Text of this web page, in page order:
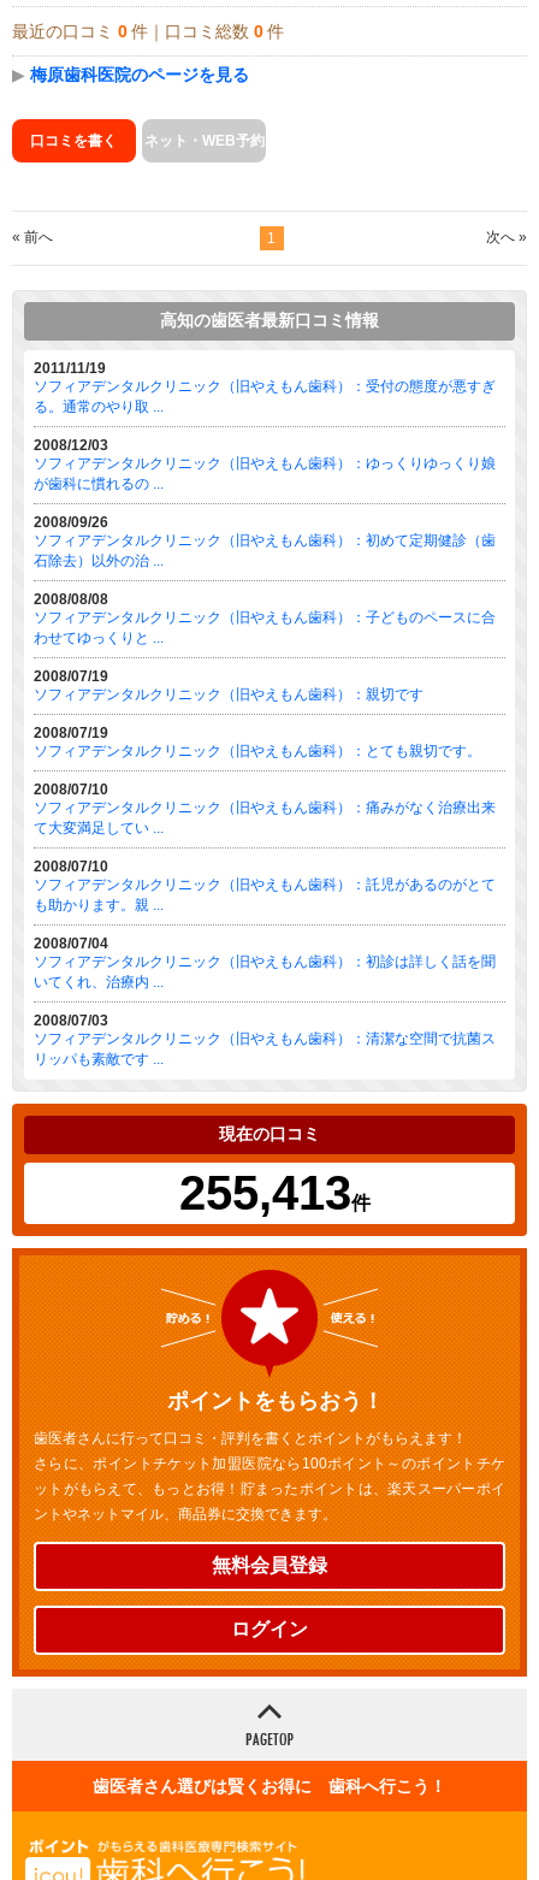
最近の口コミ 0 件｜口コミ総数 0 件
▶ 梅原歯科医院のページを見る
口コミを書く ネット・WEB予約
« 前へ 1 次へ »
高知の歯医者最新口コミ情報
2011/11/19
ソフィアデンタルクリニック（旧やえもん歯科）：受付の態度が悪すぎ
る。通常のやり取 ...
2008/12/03
ソフィアデンタルクリニック（旧やえもん歯科）：ゆっくりゆっくり娘
が歯科に慣れるの ...
2008/09/26
ソフィアデンタルクリニック（旧やえもん歯科）：初めて定期健診（歯
石除去）以外の治 ...
2008/08/08
ソフィアデンタルクリニック（旧やえもん歯科）：子どものペースに合
わせてゆっくりと ...
2008/07/19
ソフィアデンタルクリニック（旧やえもん歯科）：親切です
2008/07/19
ソフィアデンタルクリニック（旧やえもん歯科）：とても親切です。
2008/07/10
ソフィアデンタルクリニック（旧やえもん歯科）：痛みがなく治療出来
て大変満足してい ...
2008/07/10
ソフィアデンタルクリニック（旧やえもん歯科）：託児があるのがとて
も助かります。親 ...
2008/07/04
ソフィアデンタルクリニック（旧やえもん歯科）：初診は詳しく話を聞
いてくれ、治療内 ...
2008/07/03
ソフィアデンタルクリニック（旧やえもん歯科）：清潔な空間で抗菌ス
リッパも素敵です ...
現在の口コミ
255,413件
ポイントをもらおう！
歯医者さんに行って口コミ・評判を書くとポイントがもらえます！
さらに、ポイントチケット加盟医院なら100ポイント～のポイントチケ
ットがもらえて、もっとお得！貯まったポイントは、楽天スーパーポイ
ントやネットマイル、商品券に交換できます。
無料会員登録
ログイン
歯医者さん選びは賢くお得に 歯科へ行こう！